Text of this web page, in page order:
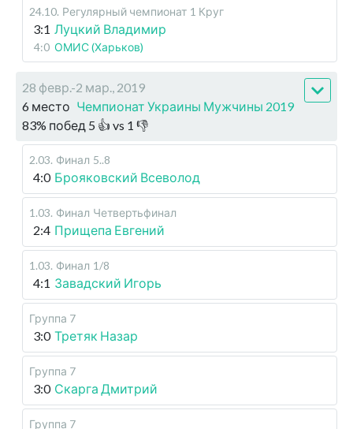
24.10. Регулярный чемпионат 1 Круг
3:1 Луцкий Владимир
4:0 ОМИС (Харьков)
28 февр.-2 мар., 2019
6 место Чемпионат Украины Мужчины 2019
83% побед 5 👍 vs 1 👎
2.03. Финал 5..8
4:0 Брояковский Всеволод
1.03. Финал Четвертьфинал
2:4 Прищепа Евгений
1.03. Финал 1/8
4:1 Завадский Игорь
Группа 7
3:0 Третяк Назар
Группа 7
3:0 Скарга Дмитрий
Группа 7